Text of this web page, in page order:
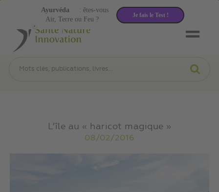
L’île au « haricot magique »
08/02/2016
Air, Terre ou Feu ?
Ayurvéda : êtes-vous
Je fais le Test !